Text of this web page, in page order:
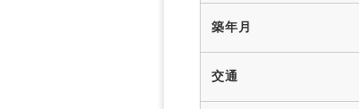
築年月
交通